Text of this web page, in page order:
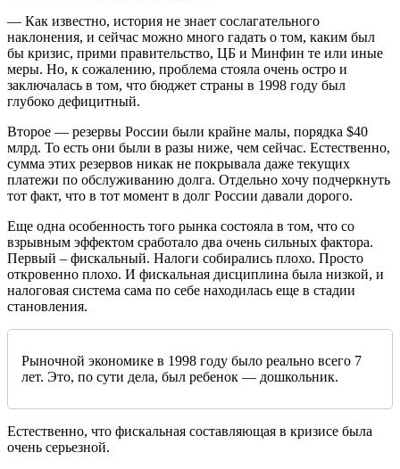
— Как известно, история не знает сослагательного
наклонения, и сейчас можно много гадать о том, каким был
бы кризис, прими правительство, ЦБ и Минфин те или иные
меры. Но, к сожалению, проблема стояла очень остро и
заключалась в том, что бюджет страны в 1998 году был
глубоко дефицитный.
Второе — резервы России были крайне малы, порядка $40
млрд. То есть они были в разы ниже, чем сейчас. Естественно,
сумма этих резервов никак не покрывала даже текущих
платежи по обслуживанию долга. Отдельно хочу подчеркнуть
тот факт, что в тот момент в долг России давали дорого.
Еще одна особенность того рынка состояла в том, что со
взрывным эффектом сработало два очень сильных фактора.
Первый – фискальный. Налоги собирались плохо. Просто
откровенно плохо. И фискальная дисциплина была низкой, и
налоговая система сама по себе находилась еще в стадии
становления.
Рыночной экономике в 1998 году было реально всего 7
лет. Это, по сути дела, был ребенок — дошкольник.
Естественно, что фискальная составляющая в кризисе была
очень серьезной.